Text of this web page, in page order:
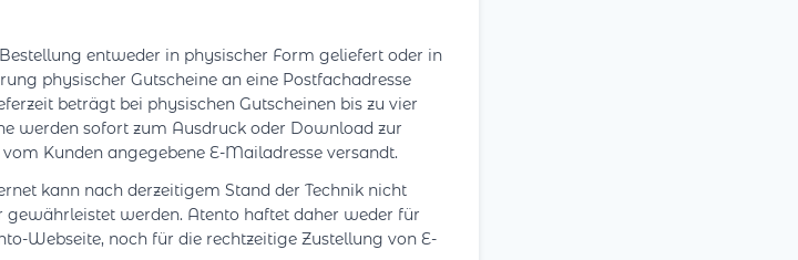
entweder in physischer Form geliefert oder in
physischer Gutscheine an eine Postfachadresse
beträgt bei physischen Gutscheinen bis zu vier
werden sofort zum Ausdruck oder Download zur
Kunden angegebene E-Mailadresse versandt.
kann nach derzeitigem Stand der Technik nicht
werden. Atento haftet daher weder für
Webseite, noch für die rechtzeitige Zustellung von E-